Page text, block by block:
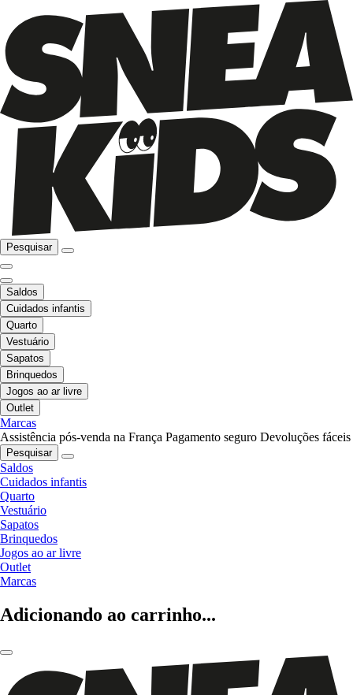
Pesquisar
Saldos
Cuidados infantis
Quarto
Vestuário
Sapatos
Brinquedos
Jogos ao ar livre
Outlet
Marcas
Assistência pós-venda na França Pagamento seguro Devoluções fáceis
Pesquisar
Saldos
Cuidados infantis
Quarto
Vestuário
Sapatos
Brinquedos
Jogos ao ar livre
Outlet
Marcas
Adicionando ao carrinho...